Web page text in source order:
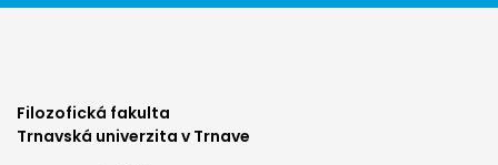
Filozofická fakulta
Trnavská univerzita v Trnave